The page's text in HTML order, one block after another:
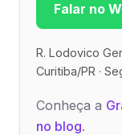
Falar no
R. Lodovico
Curitiba/PR ·
Conheça a
no blog.